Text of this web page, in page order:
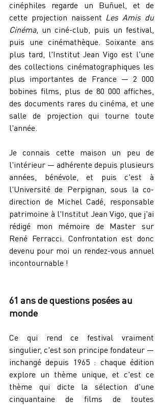
cinéphiles regarde un Buñuel, et de
cette projection naissent Les Amis du
Cinéma, un ciné-club, puis un festival,
puis une cinémathèque. Soixante ans
plus tard, l'Institut Jean Vigo est l'une
des collections cinématographiques les
plus importantes de France — 2 000
bobines films, plus de 80 000 affiches,
des documents rares du cinéma, et une
salle de projection qui tourne toute
l'année.
Je connais cette maison un peu de
l'intérieur — adhérente depuis plusieurs
années, bénévole, et puis c'est à
l'Université de Perpignan, sous la co-
direction de Michel Cadé, responsable
patrimoine à l'Institut Jean Vigo, que j'ai
rédigé mon mémoire de Master sur
René Ferracci. Confrontation est donc
devenu pour moi un rendez-vous annuel
incontournable !
61 ans de questions posées au
monde
Ce qui rend ce festival vraiment
singulier, c'est son principe fondateur —
inchangé depuis 1965 : chaque édition
explore un thème unique, et c'est ce
thème qui dicte la sélection d'une
cinquantaine de films de toutes